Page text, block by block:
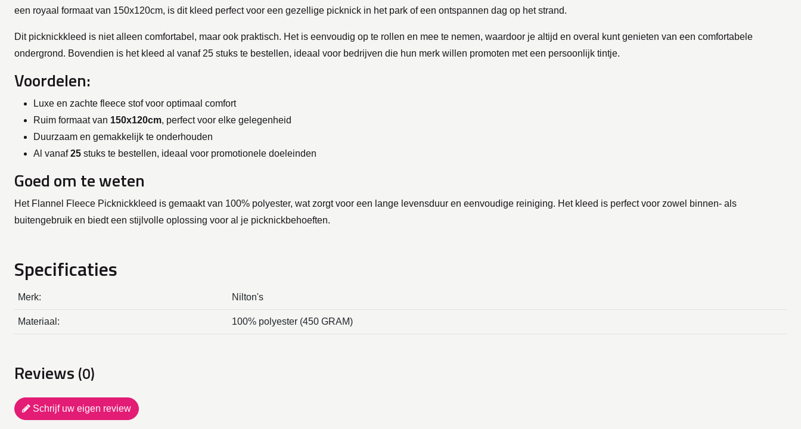
een royaal formaat van 150x120cm, is dit kleed perfect voor een gezellige picknick in het park of een ontspannen dag op het strand.
Dit picknickkleed is niet alleen comfortabel, maar ook praktisch. Het is eenvoudig op te rollen en mee te nemen, waardoor je altijd en overal kunt genieten van een comfortabele
ondergrond. Bovendien is het kleed al vanaf 25 stuks te bestellen, ideaal voor bedrijven die hun merk willen promoten met een persoonlijk tintje.
Voordelen:
Luxe en zachte fleece stof voor optimaal comfort
Ruim formaat van 150x120cm, perfect voor elke gelegenheid
Duurzaam en gemakkelijk te onderhouden
Al vanaf25 stuks te bestellen, ideaal voor promotionele doeleinden
Goed om te weten
Het Flannel Fleece Picknickkleed is gemaakt van 100% polyester, wat zorgt voor een lange levensduur en eenvoudige reiniging. Het kleed is perfect voor zowel binnen- als
buitengebruik en biedt een stijlvolle oplossing voor al je picknickbehoeften.
Specificaties
Merk: Nilton's
Materiaal: 100% polyester (450 GRAM)
Reviews (0)
Schrijf uw eigen review